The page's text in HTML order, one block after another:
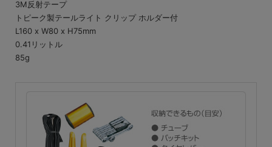
3M反射テープ
トピーク製テールライト クリップ ホルダー付
L160 x W80 x H75mm
0.41リットル
85g